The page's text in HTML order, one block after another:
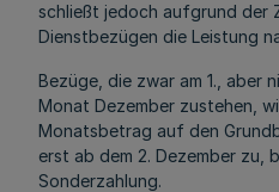
schließt jedoch aufgrund der
Dienstbezügen die Leistung
Bezüge, die zwar am 1., aber
Monat Dezember zustehen,
Monatsbetrag auf den
erst ab dem 2. Dezember zu,
Sonderzahlung.